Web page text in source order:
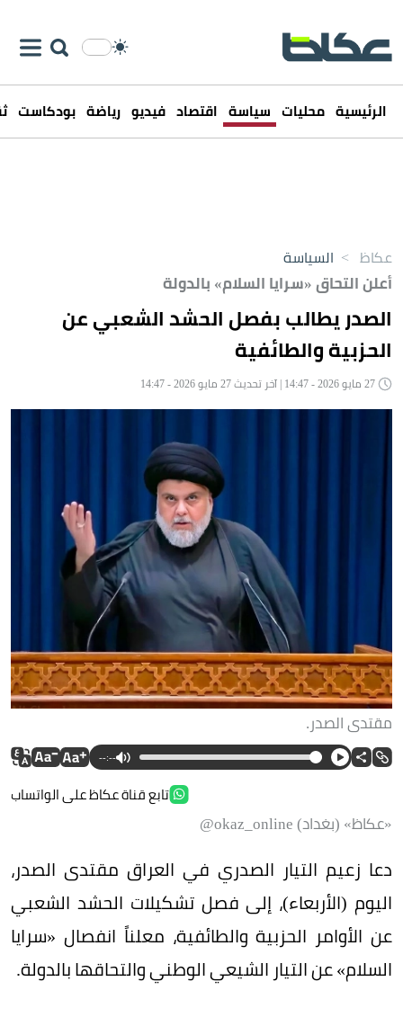
الرئيسية محليات سياسة اقتصاد فيديو رياضة بودكاست
عكاظ > السياسة
أعلن التحاق «سرايا السلام» بالدولة
الصدر يطالب بفصل الحشد الشعبي عن
الحزبية والطائفية
مقتدى الصدر.
--:--
تابع قناة عكاظ على الواتساب
«عكاظ» (بغداد) okaz_online@
دعا زعيم التيار الصدري في العراق مقتدى الصدر،
اليوم (الأربعاء)، إلى فصل تشكيلات الحشد الشعبي
عن الأوامر الحزبية والطائفية، معلناً انفصال «سرايا
السلام» عن التيار الشيعي الوطني والتحاقها بالدولة.